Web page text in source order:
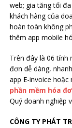
web; gia tăng tối
khách hàng của
hoàn toàn không
thêm app mobile
Trên đây là 06 tính
đơn dễ dàng,
app E-invoice
phần mềm hóa
Quý doanh nghiệp
CÔNG TY PHÁT